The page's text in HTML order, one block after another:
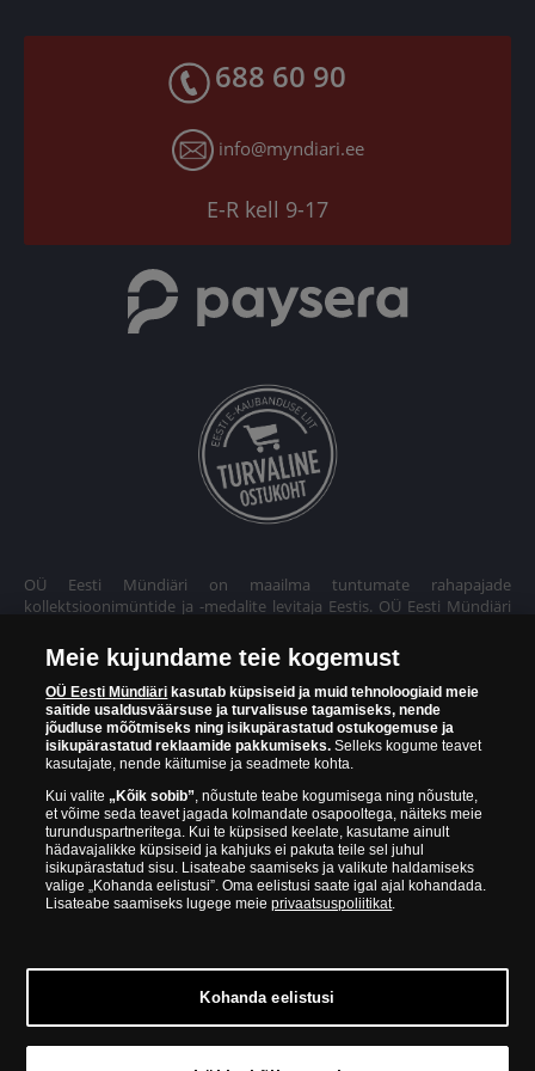
Toodete kohaletoimetamine
Facebook
688 60 90
info@myndiari.ee
E-R kell 9-17
OÜ Eesti Mündiäri on maailma tuntumate rahapajade
kollektsioonimüntide ja -medalite levitaja Eestis. OÜ Eesti Mündiäri
Euroopa ühel suuremal mündilevitajate grupil "Samlerhuset
Group" on allüksused 14 Euroopa riigis. Ettevõtete grupile kuulub
Norra vanim, endine riiklik rahapaja, mis tegutseb alates 1686.
aastast. Norra mündikoda valmistab mõningaid ametlikke Norra ja
teiste riikide münte ning vermib igal aastal ka Nobeli rahupreemia
OÜ Eesti Mündiäri spetsialistid täiendavad pidevalt oma teadmisi,
külastades näitusi ja oksjoneid kogu maailmas. Tänu sellele pakub
ettevõte oma klientidele ainult kõrgeima kvaliteediga tooteid.
© Copyright 2026 - OÜ Eesti Mündiäri | Hobujaama 4, 10151
Tallinn | 688 60 90
Meie kujundame teie kogemust
OÜ Eesti Mündiäri kasutab küpsiseid ja muid tehnoloogiaid meie
saitide usaldusväärsuse ja turvalisuse tagamiseks, nende
jõudluse mõõtmiseks ning isikupärastatud ostukogemuse ja
isikupärastatud reklaamide pakkumiseks. Selleks kogume teavet
kasutajate, nende käitumise ja seadmete kohta.
Kui valite „Kõik sobib”, nõustute teabe kogumisega ning nõustute,
et võime seda teavet jagada kolmandate osapooltega, näiteks meie
turunduspartneritega. Kui te küpsised keelate, kasutame ainult
hädavajalikke küpsiseid ja kahjuks ei pakuta teile sel juhul
isikupärastatud sisu. Lisateabe saamiseks ja valikute haldamiseks
valige „Kohanda eelistusi”. Oma eelistusi saate igal ajal kohandada.
Lisateabe saamiseks lugege meieprivaatsuspoliitikat.
Kohanda eelistusi